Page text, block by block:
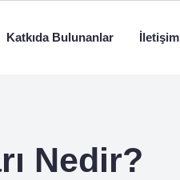
Katkıda Bulunanlar İletişim
Nedir?